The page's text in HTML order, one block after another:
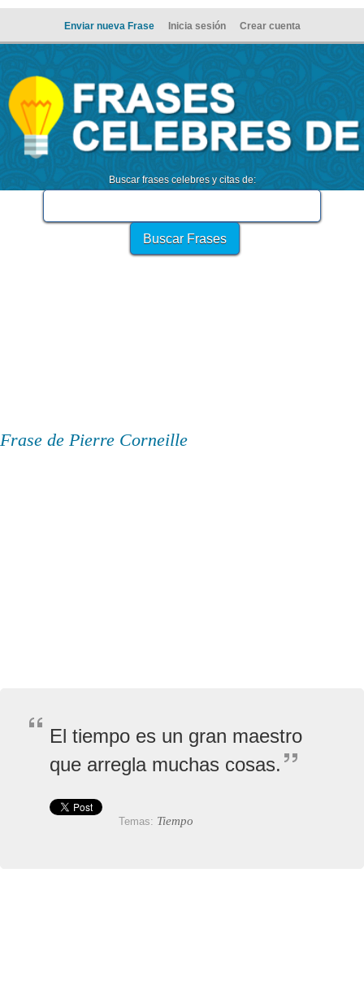
Enviar nueva Frase Inicia sesión Crear cuenta
Buscar frases celebres y citas de:
Frase de Pierre Corneille
El tiempo es un gran maestro
que arregla muchas cosas.
Temas: Tiempo